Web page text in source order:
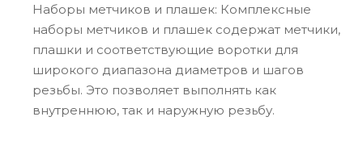
Наборы метчиков и плашек: Комплексные
наборы метчиков и плашек содержат метчики,
плашки и соответствующие воротки для
широкого диапазона диаметров и шагов
резьбы. Это позволяет выполнять как
внутреннюю, так и наружную резьбу.